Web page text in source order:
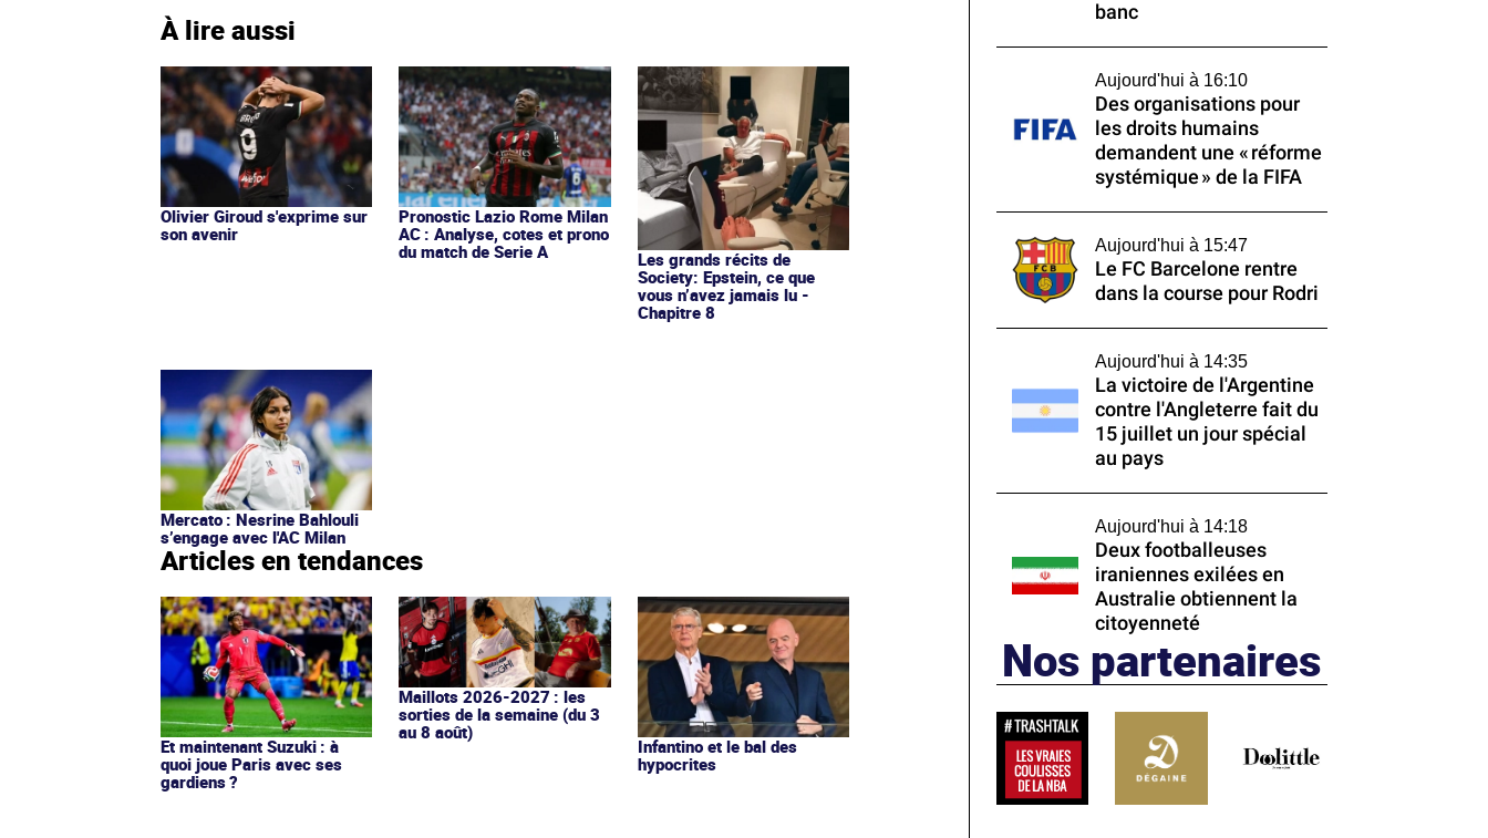
À lire aussi
Olivier Giroud s'exprime sur
son avenir
Pronostic Lazio Rome Milan
AC : Analyse, cotes et prono
du match de Serie A
Les grands récits de
Society: Epstein, ce que
vous n’avez jamais lu -
Chapitre 8
Mercato : Nesrine Bahlouli
s’engage avec l'AC Milan
Articles en tendances
Et maintenant Suzuki : à
quoi joue Paris avec ses
gardiens ?
Maillots 2026-2027 : les
sorties de la semaine (du 3
au 8 août)
Infantino et le bal des
hypocrites
banc
Aujourd'hui à 16:10
Des organisations pour
les droits humains
demandent une « réforme
systémique » de la FIFA
Aujourd'hui à 15:47
Le FC Barcelone rentre
dans la course pour Rodri
Aujourd'hui à 14:35
La victoire de l'Argentine
contre l'Angleterre fait du
15 juillet un jour spécial
au pays
Aujourd'hui à 14:18
Deux footballeuses
iraniennes exilées en
Australie obtiennent la
citoyenneté
Nos partenaires